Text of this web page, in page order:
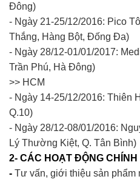
Đông)
- Ngày 21-25/12/2016: Pico
Thắng, Hàng Bột, Đống Đa)
- Ngày 28/12-01/01/2017:
Trần Phú, Hà Đông)
>> HCM
- Ngày 14-25/12/2016: Thiên
Q.10)
- Ngày 28/12-08/01/2016:
Lý Thường Kiệt, Q. Tân Bình)
2- CÁC HOẠT ĐỘNG CHÍNH
- Tư vấn, giới thiệu sản phẩm